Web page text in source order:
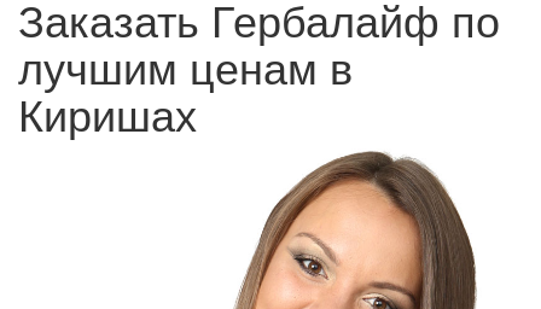
Заказать Гербалайф по
лучшим ценам в
Киришах